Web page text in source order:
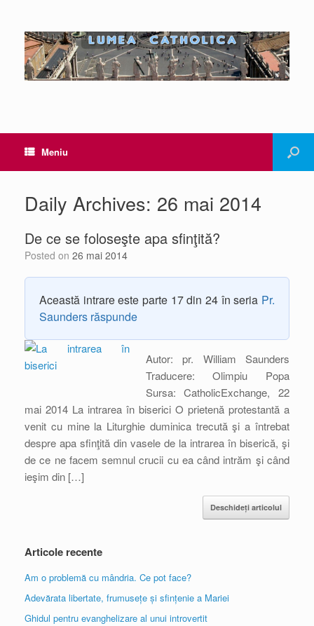
Meniu
Daily Archives: 26 mai 2014
De ce se foloseşte apa sfinţită?
Posted on 26 mai 2014
Această intrare este parte 17 din 24 în seria Pr.
Saunders răspunde
Autor: pr. William Saunders
Traducere: Olimpiu Popa
Sursa: CatholicExchange, 22
mai 2014 La intrarea în biserici O prietenă protestantă a
venit cu mine la Liturghie duminica trecută şi a întrebat
despre apa sfinţită din vasele de la intrarea în biserică, şi
de ce ne facem semnul crucii cu ea când intrăm şi când
ieşim din […]
Deschideți articolul
Articole recente
Am o problemă cu mândria. Ce pot face?
Adevărata libertate, frumusețe și sfințenie a Mariei
Ghidul pentru evanghelizare al unui introvertit